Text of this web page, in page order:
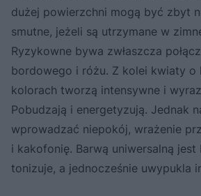
dużej powierzchni mogą być zbyt
smutne, jeżeli są utrzymane w
Ryzykowne bywa zwłaszcza
bordowego i różu. Z kolei kwiaty o
kolorach tworzą intensywne i
Pobudzają i energetyzują. Jednak
wprowadzać niepokój, wrażenie
i kakofonię. Barwą uniwersalną jest
tonizuje, a jednocześnie uwypukla